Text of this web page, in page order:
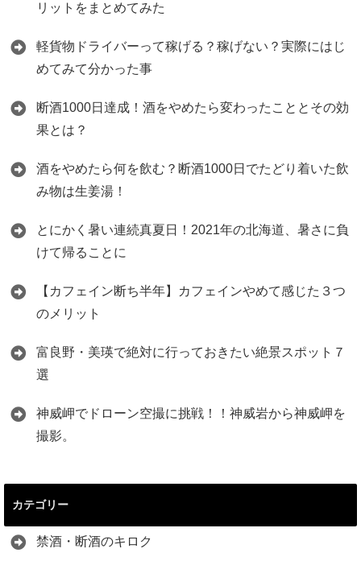
リットをまとめてみた
軽貨物ドライバーって稼げる？稼げない？実際にはじ
めてみて分かった事
断酒1000日達成！酒をやめたら変わったこととその効
果とは？
酒をやめたら何を飲む？断酒1000日でたどり着いた飲
み物は生姜湯！
とにかく暑い連続真夏日！2021年の北海道、暑さに負
けて帰ることに
【カフェイン断ち半年】カフェインやめて感じた３つ
のメリット
富良野・美瑛で絶対に行っておきたい絶景スポット７
選
神威岬でドローン空撮に挑戦！！神威岩から神威岬を
撮影。
カテゴリー
禁酒・断酒のキロク